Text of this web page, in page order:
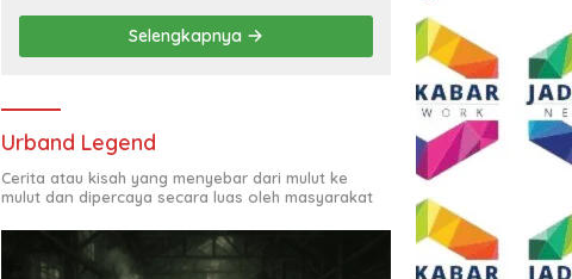
Selengkapnya
Urband Legend
Cerita atau kisah yang menyebar dari mulut ke
mulut dan dipercaya secara luas oleh masyarakat